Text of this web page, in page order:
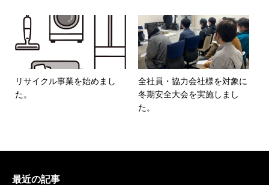
リサイクル事業を始めまし
た。
全社員・協力会社様を対象に
冬期安全大会を実施しまし
た。
最近の記事